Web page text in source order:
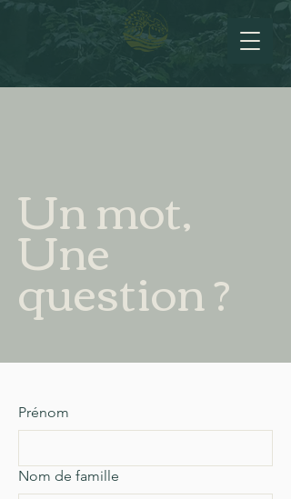
Un mot,
Une
question ?
Prénom
Nom de famille